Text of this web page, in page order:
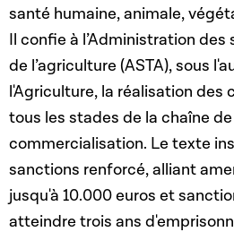
santé humaine, animale,
Il confie à l’Administration
de l’agriculture (ASTA), sous
l'Agriculture, la réalisation des
tous les stades de la chaîne
commercialisation. Le texte
sanctions renforcé, alliant
jusqu'à 10.000 euros et
atteindre trois ans